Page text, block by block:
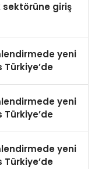
sektörüne giriş
yeni
Türkiye’de
yeni
Türkiye’de
yeni
Türkiye’de